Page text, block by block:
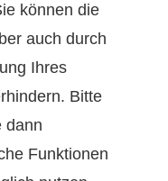
können die
auch durch
Ihres
Bitte
dann
Funktionen